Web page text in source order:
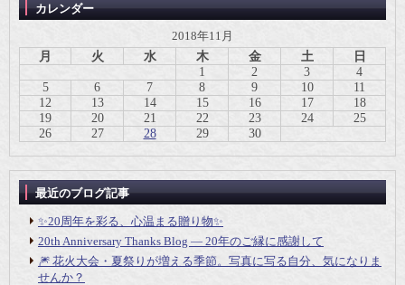
カレンダー
2018年11月
月
火 水 木 金 土
日
1
2 3
4
5
6 7 8 9 10
11
12
13 14 15 16 17
18
19
20 21 22 23 24
25
26
27 28 29 30
最近のブログ記事
✨20周年を彩る、心温まる贈り物✨
20th Anniversary Thanks Blog ― 20年のご縁に感謝して
🎆 花火大会・夏祭りが増える季節。写真に写る自分、気になりま
せんか？